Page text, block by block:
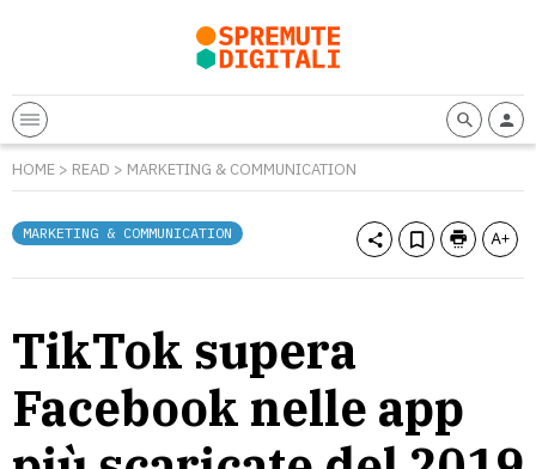
HOME > READ > MARKETING & COMMUNICATION
MARKETING & COMMUNICATION
TikTok supera
Facebook nelle app